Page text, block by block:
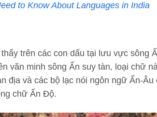
to Know About Languages in India
trên các con dấu tại lưu vực sông
văn minh sông Ấn suy tàn, loại chữ
địa và các bộ lạc nói ngôn ngữ Ấn-
chữ Ấn Độ.